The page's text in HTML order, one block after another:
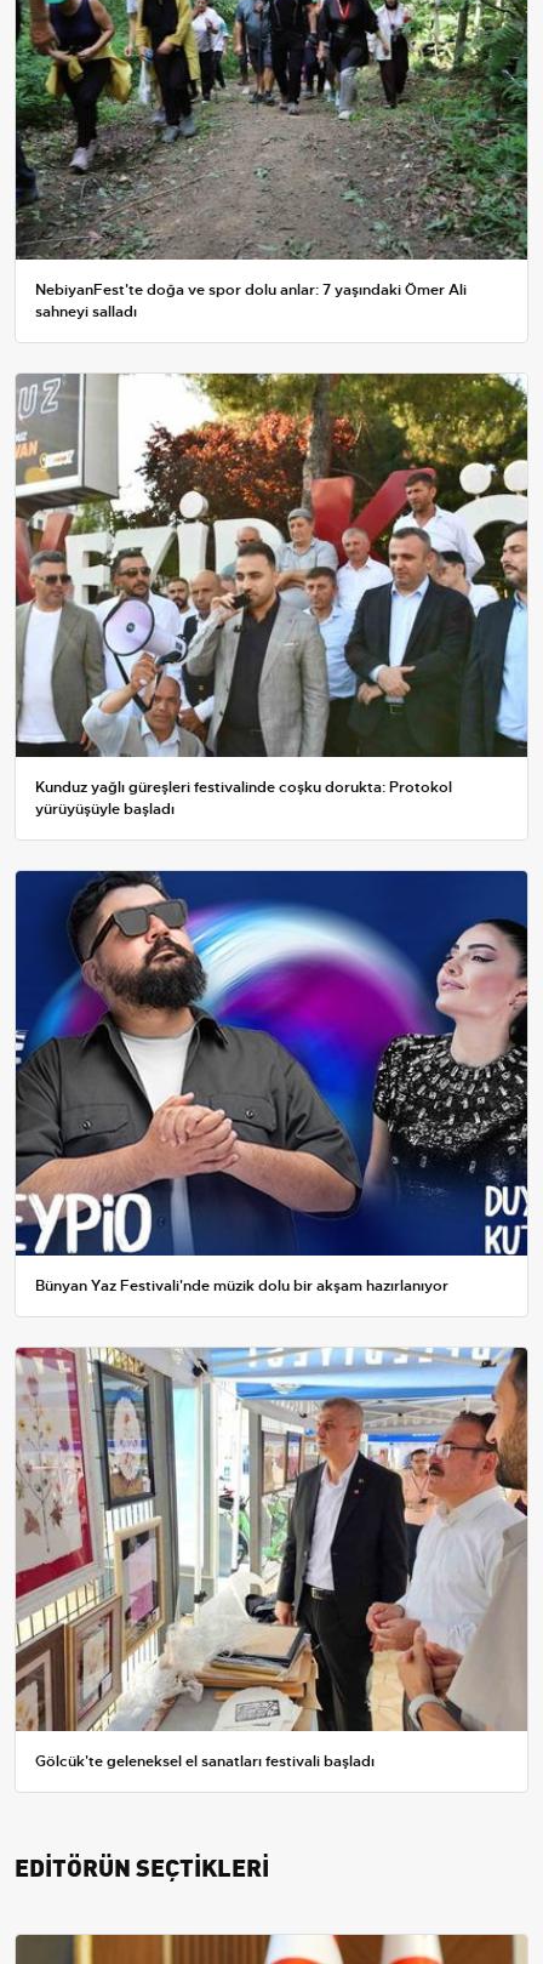
NebiyanFest'te doğa ve spor dolu anlar: 7 yaşındaki Ömer Ali
sahneyi salladı
Kunduz yağlı güreşleri festivalinde coşku dorukta: Protokol
yürüyüşüyle başladı
Bünyan Yaz Festivali'nde müzik dolu bir akşam hazırlanıyor
Gölcük'te geleneksel el sanatları festivali başladı
EDİTÖRÜN SEÇTİKLERİ